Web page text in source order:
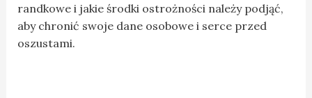
randkowe i jakie środki ostrożności należy podjąć,
aby chronić swoje dane osobowe i serce przed
oszustami.